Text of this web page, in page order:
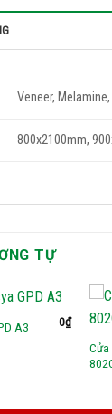
Veneer,
800x2100mm,
TỰ
A3 0₫
Cửa